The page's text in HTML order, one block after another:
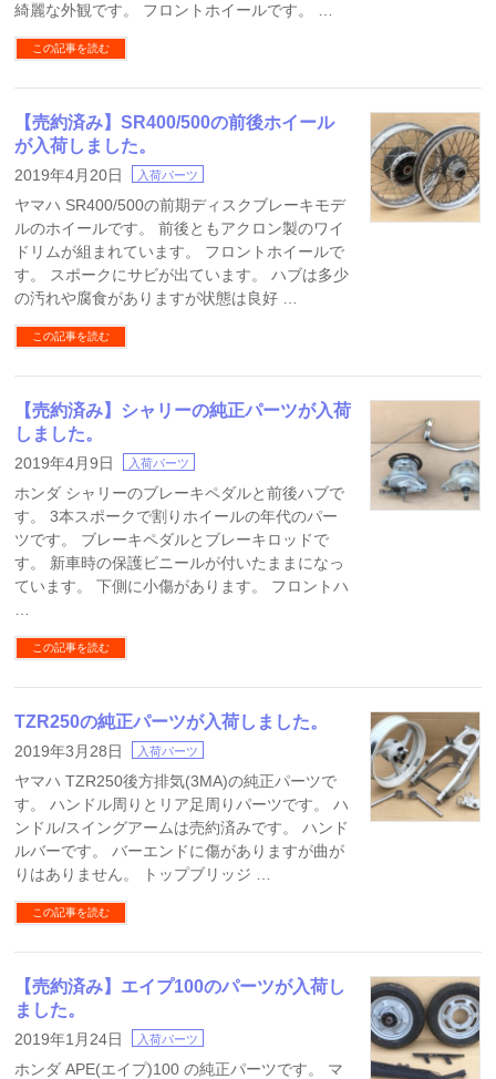
綺麗な外観です。 フロントホイールです。 …
この記事を読む
【売約済み】SR400/500の前後ホイール
が入荷しました。
2019年4月20日 入荷パーツ
ヤマハ SR400/500の前期ディスクブレーキモデ
ルのホイールです。 前後ともアクロン製のワイ
ドリムが組まれています。 フロントホイールで
す。 スポークにサビが出ています。 ハブは多少
の汚れや腐食がありますが状態は良好 …
この記事を読む
【売約済み】シャリーの純正パーツが入荷
しました。
2019年4月9日 入荷パーツ
ホンダ シャリーのブレーキペダルと前後ハブで
す。 3本スポークで割りホイールの年代のパー
ツです。 ブレーキペダルとブレーキロッドで
す。 新車時の保護ビニールが付いたままになっ
ています。 下側に小傷があります。 フロントハ
この記事を読む
TZR250の純正パーツが入荷しました。
2019年3月28日 入荷パーツ
ヤマハ TZR250後方排気(3MA)の純正パーツで
す。 ハンドル周りとリア足周りパーツです。 ハ
ンドル/スイングアームは売約済みです。 ハンド
ルバーです。 バーエンドに傷がありますが曲が
りはありません。 トップブリッジ …
この記事を読む
【売約済み】エイプ100のパーツが入荷し
ました。
2019年1月24日 入荷パーツ
ホンダ APE(エイプ)100 の純正パーツです。 マ